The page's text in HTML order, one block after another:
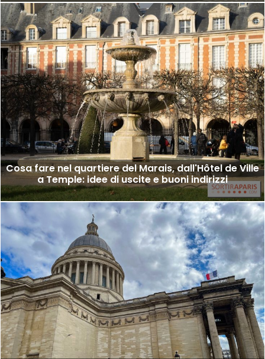
Cosa fare nel quartiere del Marais, dall'Hôtel de Ville
a Temple: idee di uscite e buoni indirizzi